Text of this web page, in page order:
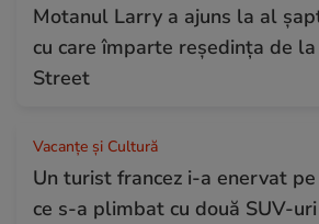
Motanul Larry a ajuns la al
cu care împarte reședința de
Street
Vacanțe și Cultură
Un turist francez i-a enervat
ce s-a plimbat cu două SUV-